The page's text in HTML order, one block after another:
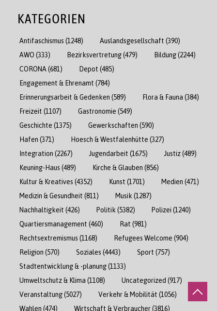
KATEGORIEN
Antifaschismus (1248) Auslandsgesellschaft (390)
AWO (333) Bezirksvertretung(479) Bildung(2244)
CORONA(681) Depot (485)
Engagement & Ehrenamt (784)
Erinnerungsarbeit & Gedenken (589) Flora & Fauna (384)
Freizeit (1107) Gastronomie (549)
Geschichte (1375) Gewerkschaften (590)
Hafen (371) Hoesch & Westfalenhütte (327)
Integration (2267) Jugendarbeit (1675) Justiz(489)
Keuning-Haus (489) Kirche & Glauben (856)
Kultur & Kreatives (4352) Kunst (1701) Medien (471)
Medizin & Gesundheit (811) Musik(1287)
Nachhaltigkeit (426) Politik(5382) Polizei (1240)
Quartiersmanagement (460) Rat (981)
Rechtsextremismus (1168) Refugees Welcome (904)
Religion (570) Soziales (4443) Sport (757)
Stadtentwicklung & -planung(1133)
Umweltschutz & Klima (1108) Uncategorized (917)
Veranstaltung(5027) Verkehr & Mobilität (1056)
Wahlen (474) Wirtschaft & Verbraucher(3816)